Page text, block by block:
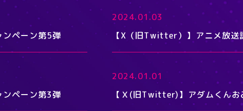
ペーン第5弾
2024.01.03
【X（旧Twitter）】アニメ放送
ペーン第3弾
2024.01.01
【Ｘ(旧Twitter)】アダムくんお